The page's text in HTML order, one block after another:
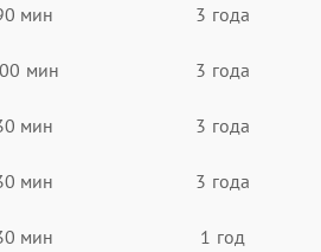
мин 3 года
мин 3 года
мин 3 года
мин 3 года
мин 1 год